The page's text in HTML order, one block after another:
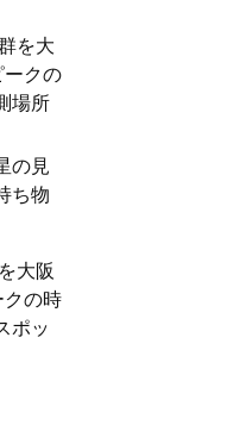
を大
ークの
場所
の見
ち物
大阪
クの時
ポッ